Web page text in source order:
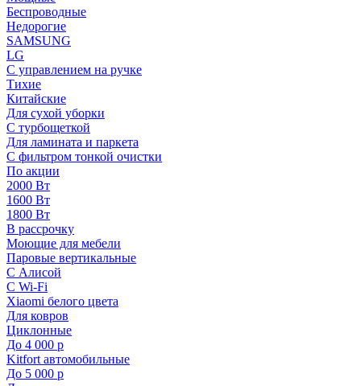
Беспроводные
Недорогие
SAMSUNG
LG
С управлением на ручке
Тихие
Китайские
Для сухой уборки
С турбощеткой
Для ламината и паркета
С фильтром тонкой очистки
По акции
2000 Вт
1600 Вт
1800 Вт
В рассрочку
Моющие для мебели
Паровые вертикальные
С Алисой
С Wi-Fi
Xiaomi белого цвета
Для ковров
Циклонные
До 4 000 р
Kitfort автомобильные
До 5 000 р